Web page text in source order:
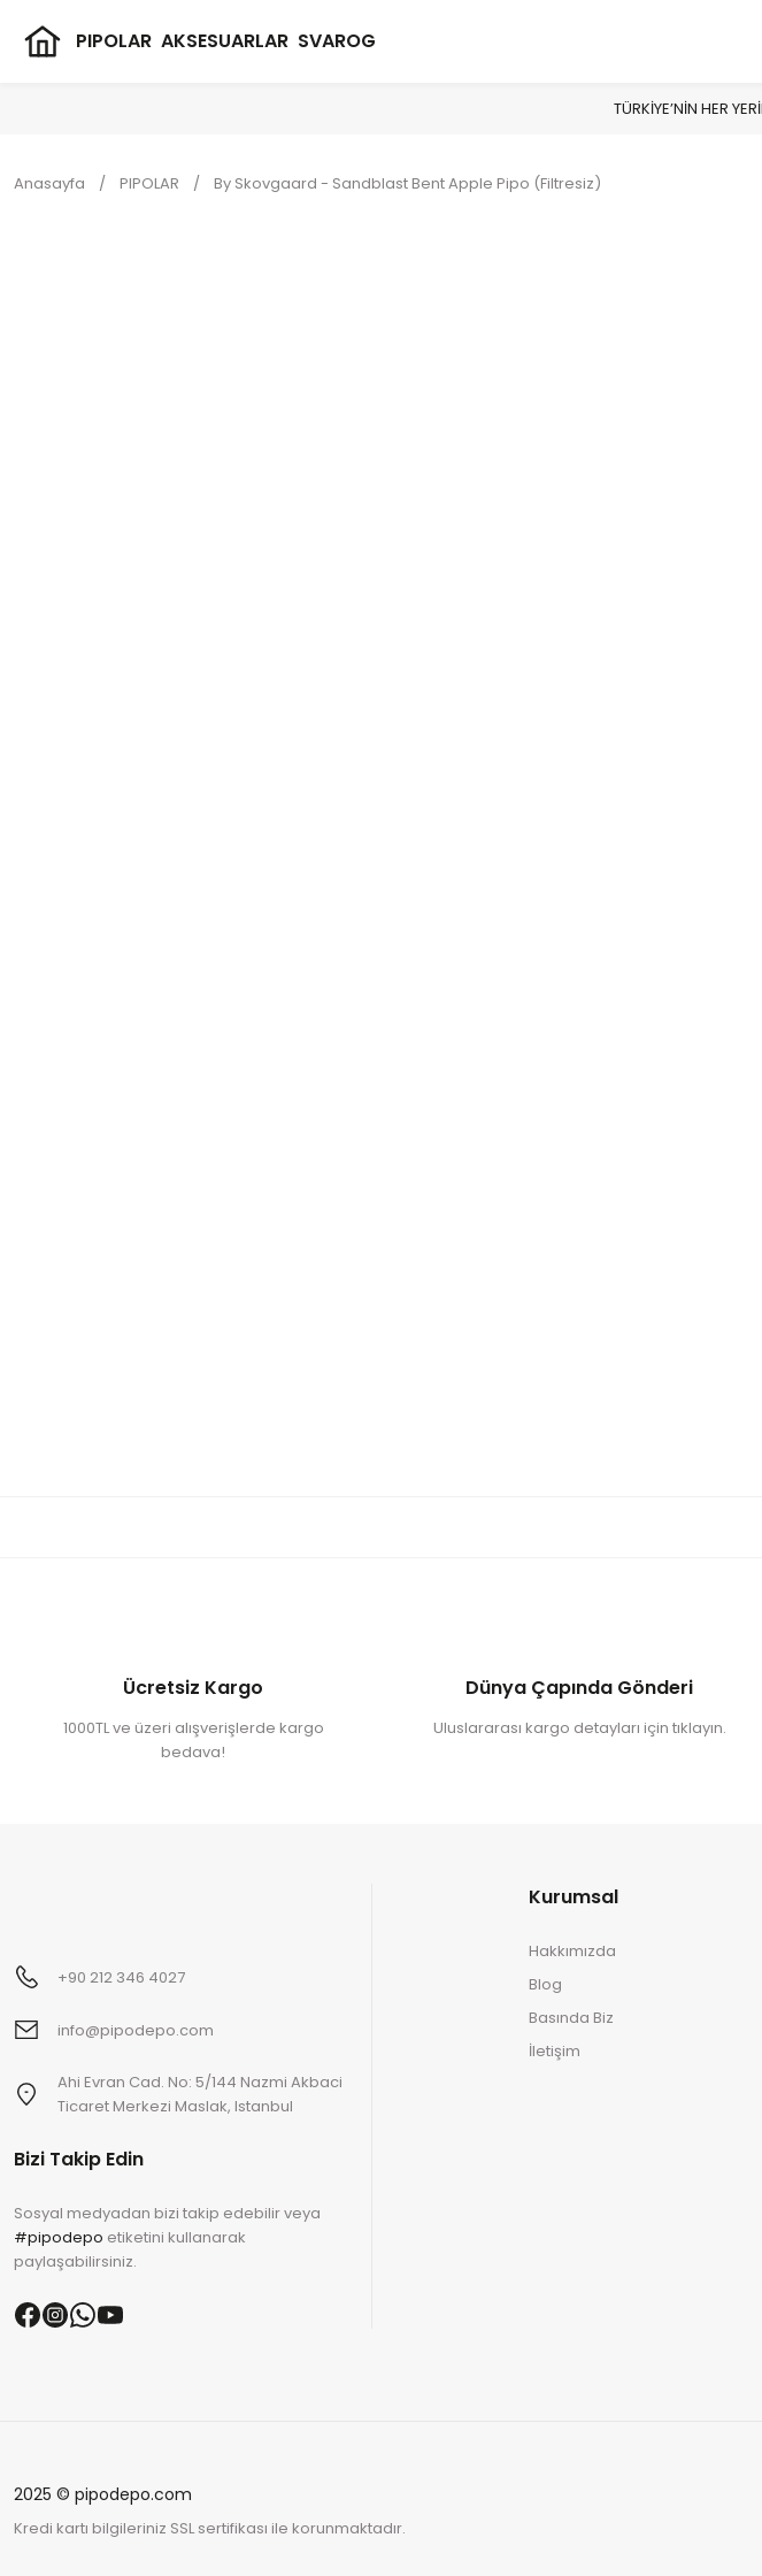
PIPOLAR AKSESUARLAR SVAROG
TÜRKİYE’NİN HER
Anasayfa PIPOLAR By Skovgaard - Sandblast Bent Apple Pipo (Filtresiz)
Ücretsiz Kargo
1000TL ve üzeri alışverişlerde kargo
bedava!
Dünya Çapında Gönderi
Uluslararası kargo detayları için tıklayın.
+90 212 346 4027
info@pipodepo.com
Ahi Evran Cad. No: 5/144 Nazmi Akbaci
Ticaret Merkezi Maslak, Istanbul
Bizi Takip Edin
Sosyal medyadan bizi takip edebilir veya
#pipodepo etiketini kullanarak
paylaşabilirsiniz.
Kurumsal
Hakkımızda
Blog
Basında Biz
İletişim
2025 © pipodepo.com
Kredi kartı bilgileriniz SSL sertifikası ile korunmaktadır.